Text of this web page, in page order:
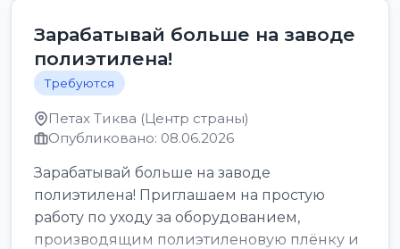
Зарабатывай больше на заводе
полиэтилена!
Требуются
Петах Тиква (Центр страны)
Опубликовано: 08.06.2026
Зарабатывай больше на заводе
полиэтилена! Приглашаем на простую
работу по уходу за оборудованием,
производящим полиэтиленовую плёнку и